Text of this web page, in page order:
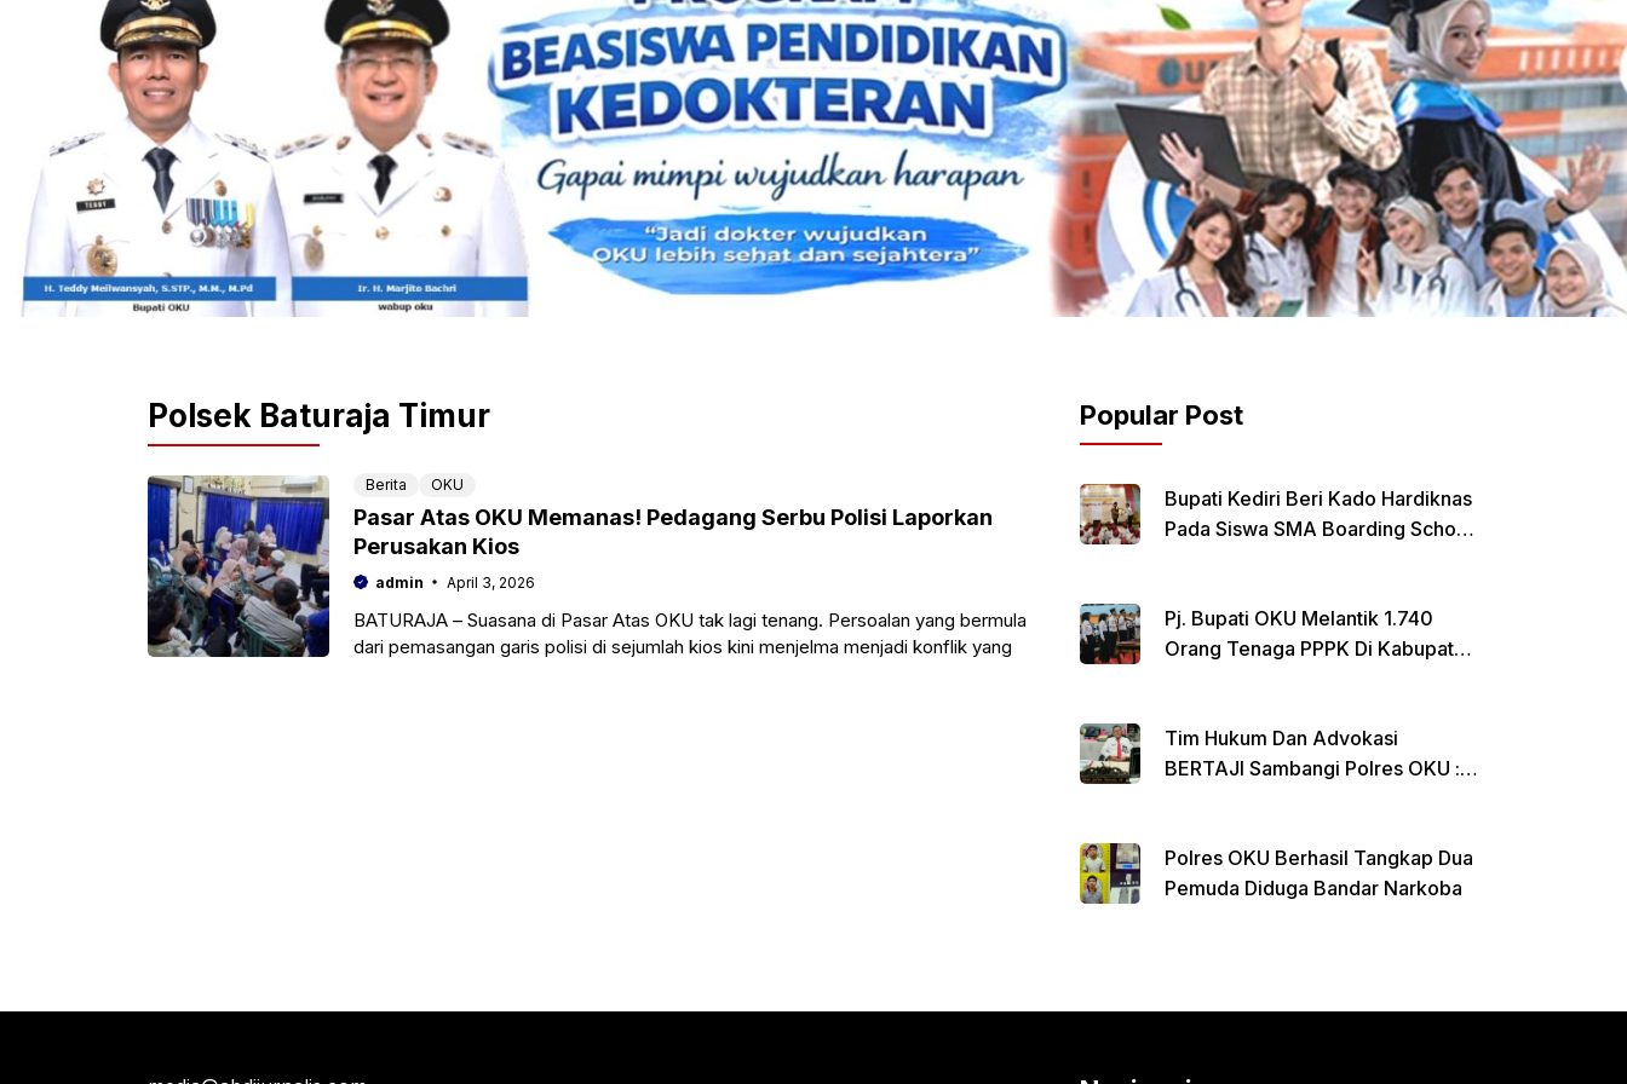
Polsek Baturaja Timur
Berita OKU
Pasar Atas OKU Memanas! Pedagang Serbu Polisi Laporkan
Perusakan Kios
admin April 3, 2026
BATURAJA – Suasana di Pasar Atas OKU tak lagi tenang. Persoalan yang bermula
dari pemasangan garis polisi di sejumlah kios kini menjelma menjadi konflik yang
Popular Post
Bupati Kediri Beri Kado Hardiknas
Pada Siswa SMA Boarding School
Pj. Bupati OKU Melantik 1.740
Orang Tenaga PPPK Di Kabupaten
Tim Hukum Dan Advokasi
BERTAJI Sambangi Polres OKU :
Polres OKU Berhasil Tangkap Dua
Pemuda Diduga Bandar Narkoba